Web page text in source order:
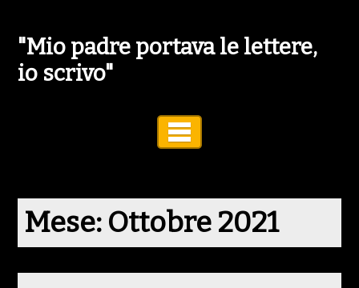
"Mio padre portava le lettere,
io scrivo"
Mese: Ottobre 2021